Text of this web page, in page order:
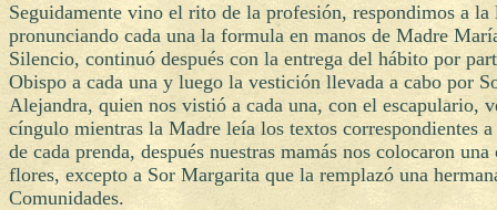
Seguidamente vino el rito de la profesión, respondimos a la
pronunciando cada una la formula en manos de Madre
Silencio, continuó después con la entrega del hábito por
Obispo a cada una y luego la vestición llevada a cabo por
Alejandra, quien nos vistió a cada una, con el escapulario,
cíngulo mientras la Madre leía los textos correspondientes a
de cada prenda, después nuestras mamás nos colocaron una
flores, excepto a Sor Margarita que la remplazó una
Comunidades.